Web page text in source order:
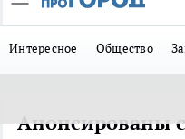
Интересное Общество
Анонсированы